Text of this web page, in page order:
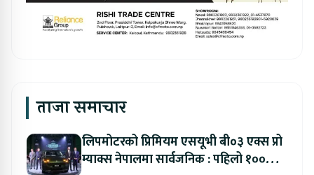
ताजा समाचार
लिपमोटरको प्रिमियम एसयूभी बी०३ एक्स प्रो
म्याक्स नेपालमा सार्वजनिक : पहिलो १००